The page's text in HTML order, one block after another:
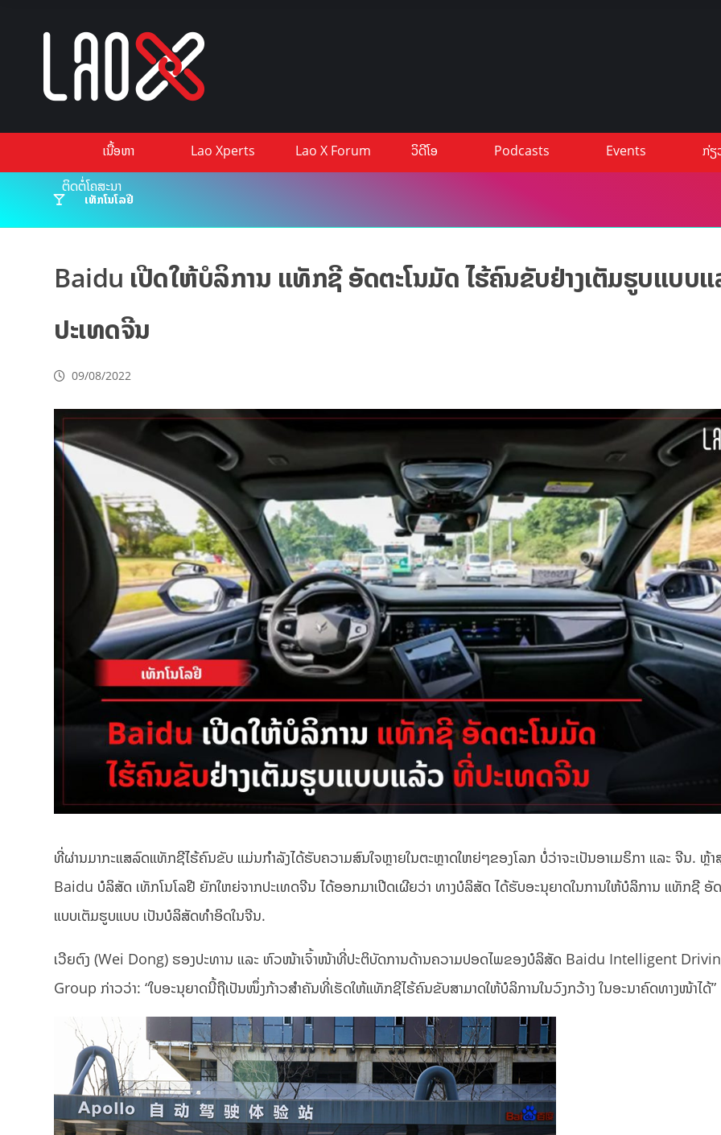
ເນື້ອຫາ Lao Xperts Lao X Forum ວິດີໂອ Podcasts Events
ກ່ຽ
ຕິດຕໍ່ໂຄສະນາ
ເທັກໂນໂລຢີ
Baidu ເປີດໃຫ້ບໍລິການ ແທັກຊີ ອັດຕະໂນມັດ ໄຮ້ຄົນຂັບຢ່າງເຕັມຮູບແບບ
ປະເທດຈີນ
09/08/2022
ທີ່ຜ່ານມາກະແສລົດແທັກຊີໄຮ້ຄົນຂັບ ແມ່ນກຳລັງໄດ້ຮັບຄວາມສົນໃຈຫຼາຍໃນຕະຫຼາດໃຫຍ່ໆຂອງໂລກ ບໍ່ວ່າຈະເປັນອາເມຣິກາ ແລະ ຈີນ. ຫຼ້າ
Baidu ບໍລິສັດ ເທັກໂນໂລຢີ ຍັກໃຫຍ່ຈາກປະເທດຈີນ ໄດ້ອອກມາເປີດເຜີຍວ່າ ທາງບໍລິສັດ ໄດ້ຮັບອະນຸຍາດໃນການໃຫ້ບໍລິການ ແທັກຊີ ອັ
ແບບເຕັມຮູບແບບ ເປັນບໍລິສັດທຳອິດໃນຈີນ.
ເວີຍຕົງ (Wei Dong) ຮອງປະທານ ແລະ ຫົວໜ້າເຈົ້າໜ້າທີ່ປະຕິບັດການດ້ານຄວາມປອດໄພຂອງບໍລິສັດ Baidu Intelligent
Group ກ່າວວ່າ: “ໃບອະນຸຍາດນີ້ຖືເປັນໜຶ່ງກ້າວສຳຄັນທີ່ເຮັດໃຫ້ແທັກຊີໄຮ້ຄົນຂັບສາມາດໃຫ້ບໍລິການໃນວົງກວ້າງ ໃນອະນາຄົດທາງໜ້າໄດ້”